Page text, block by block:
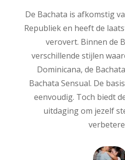
De Bachata is afkomstig
Republiek en heeft de
verovert. Binnen de
verschillende stijlen
Dominicana, de
Bachata Sensual. De
eenvoudig. Toch biedt
uitdaging om jezelf